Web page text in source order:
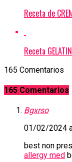
Receta de
Receta
165 Comentarios
165 Comentarios
Bgxrso
01/02/2024
best non
allergy med